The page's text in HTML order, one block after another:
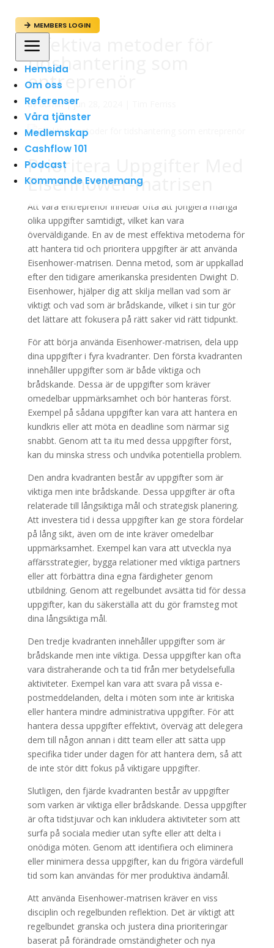
 MEMBERS LOGIN
a
Hemsida
Om oss
Referenser
Våra tjänster
Medlemskap
Cashflow 101
Podcast
Kommande Evenemang
Effektiva metoder för
tidshantering som
entreprenör
avadmin|jun 28, 2024
Prioritera Uppgifter Med
Eisenhower-matrisen
Att vara entreprenör innebär ofta att jonglera många
olika uppgifter samtidigt, vilket kan vara
överväldigande. En av de mest effektiva metoderna för
att hantera tid och prioritera uppgifter är att använda
Eisenhower-matrisen. Denna metod, som är uppkallad
efter den tidigare amerikanska presidenten Dwight D.
Eisenhower, hjälper dig att skilja mellan vad som är
viktigt och vad som är brådskande, vilket i sin tur gör
det lättare att fokusera på rätt saker vid rätt tidpunkt.
För att börja använda Eisenhower-matrisen, dela upp
dina uppgifter i fyra kvadranter. Den första kvadranten
innehåller uppgifter som är både viktiga och
brådskande. Dessa är de uppgifter som kräver
omedelbar uppmärksamhet och bör hanteras först.
Exempel på sådana uppgifter kan vara att hantera en
kundkris eller att möta en deadline som närmar sig
snabbt. Genom att ta itu med dessa uppgifter först,
kan du minska stress och undvika potentiella problem.
Den andra kvadranten består av uppgifter som är
viktiga men inte brådskande. Dessa uppgifter är ofta
relaterade till långsiktiga mål och strategisk planering.
Att investera tid i dessa uppgifter kan ge stora fördelar
på lång sikt, även om de inte kräver omedelbar
uppmärksamhet. Exempel kan vara att utveckla nya
affärsstrategier, bygga relationer med viktiga partners
eller att förbättra dina egna färdigheter genom
utbildning. Genom att regelbundet avsätta tid för dessa
uppgifter, kan du säkerställa att du gör framsteg mot
dina långsiktiga mål.
Den tredje kvadranten innehåller uppgifter som är
brådskande men inte viktiga. Dessa uppgifter kan ofta
vara distraherande och ta tid från mer betydelsefulla
aktiviteter. Exempel kan vara att svara på vissa e-
postmeddelanden, delta i möten som inte är kritiska
eller hantera mindre administrativa uppgifter. För att
hantera dessa uppgifter effektivt, överväg att delegera
dem till någon annan i ditt team eller att sätta upp
specifika tider under dagen för att hantera dem, så att
de inte stör ditt fokus på viktigare uppgifter.
Slutligen, den fjärde kvadranten består av uppgifter
som varken är viktiga eller brådskande. Dessa uppgifter
är ofta tidstjuvar och kan inkludera aktiviteter som att
surfa på sociala medier utan syfte eller att delta i
onödiga möten. Genom att identifiera och eliminera
eller minimera dessa uppgifter, kan du frigöra värdefull
tid som kan användas för mer produktiva ändamål.
Att använda Eisenhower-matrisen kräver en viss
disciplin och regelbunden reflektion. Det är viktigt att
regelbundet granska och justera dina prioriteringar
baserat på förändrade omständigheter och nya